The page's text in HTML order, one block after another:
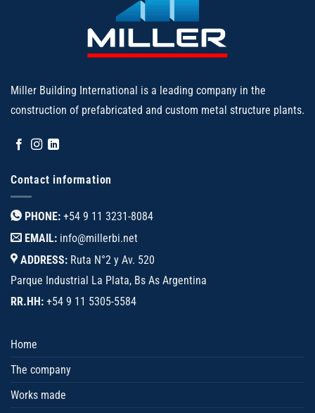
Miller Building International is a leading company in the
construction of prefabricated and custom metal structure plants.
Contact information
PHONE: +54 9 11 3231-8084
EMAIL: info@millerbi.net
ADDRESS: Ruta N°2 y Av. 520
Parque Industrial La Plata, Bs As Argentina
RR.HH: +54 9 11 5305-5584
Home
The company
Works made